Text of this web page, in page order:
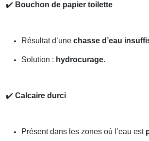
✔️ Bouchon de papier toilette
Résultat d’une chasse d’eau
Solution : hydrocurage.
✔️ Calcaire durci
Présent dans les zones où l’eau est